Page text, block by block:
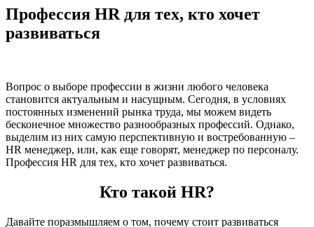
Профессия HR для тех, кто хочет
развиваться
Вопрос о выборе профессии в жизни любого человека
становится актуальным и насущным. Сегодня, в условиях
постоянных изменений рынка труда, мы можем видеть
бесконечное множество разнообразных профессий. Однако,
выделим из них самую перспективную и востребованную –
HR менеджер, или, как еще говорят, менеджер по персоналу.
Профессия HR для тех, кто хочет развиваться.
Кто такой HR?
Давайте поразмышляем о том, почему стоит развиваться